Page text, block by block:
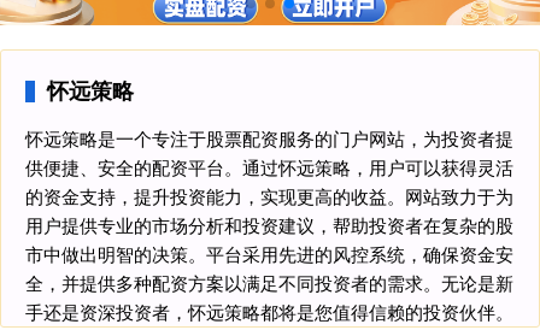
怀远策略
怀远策略是一个专注于股票配资服务的门户网站，为投资者提
供便捷、安全的配资平台。通过怀远策略，用户可以获得灵活
的资金支持，提升投资能力，实现更高的收益。网站致力于为
用户提供专业的市场分析和投资建议，帮助投资者在复杂的股
市中做出明智的决策。平台采用先进的风控系统，确保资金安
全，并提供多种配资方案以满足不同投资者的需求。无论是新
手还是资深投资者，怀远策略都将是您值得信赖的投资伙伴。